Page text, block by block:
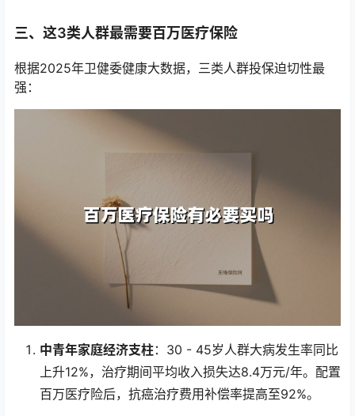
三、这3类人群最需要百万医疗保险
根据2025年卫健委健康大数据，三类人群投保迫切性最
强：
中青年家庭经济支柱：30 - 45岁人群大病发生率同比
上升12%，治疗期间平均收入损失达8.4万元/年。配置
百万医疗险后，抗癌治疗费用补偿率提高至92%。